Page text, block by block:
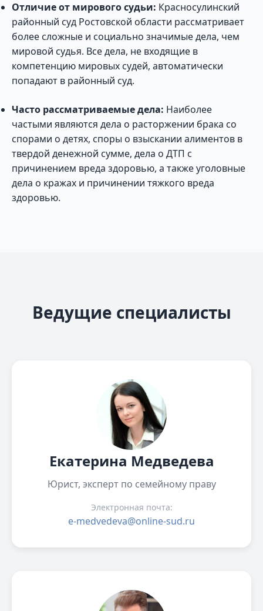
Отличие от мирового судьи: Красносулинский
районный суд Ростовской области рассматривает
более сложные и социально значимые дела, чем
мировой судья. Все дела, не входящие в
компетенцию мировых судей, автоматически
попадают в районный суд.
Часто рассматриваемые дела: Наиболее
частыми являются дела о расторжении брака со
спорами о детях, споры о взыскании алиментов в
твердой денежной сумме, дела о ДТП с
причинением вреда здоровью, а также уголовные
дела о кражах и причинении тяжкого вреда
здоровью.
Ведущие специалисты
Екатерина Медведева
Юрист, эксперт по семейному праву
Электронная почта:
e-medvedeva@online-sud.ru